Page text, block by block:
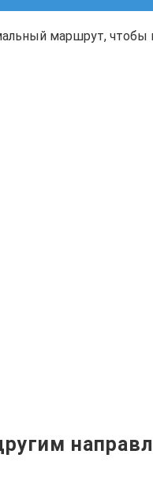
маршрут,